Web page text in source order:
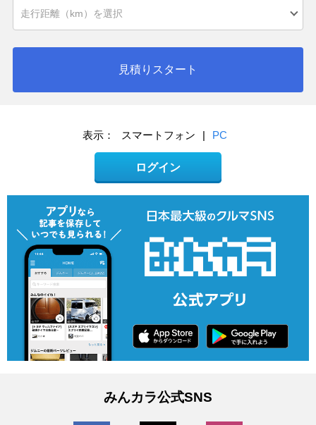
見積りスタート
表示： スマートフォン PC
ログイン
みんカラ公式SNS